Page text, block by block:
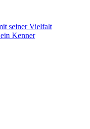
seiner Vielfalt
Kenner